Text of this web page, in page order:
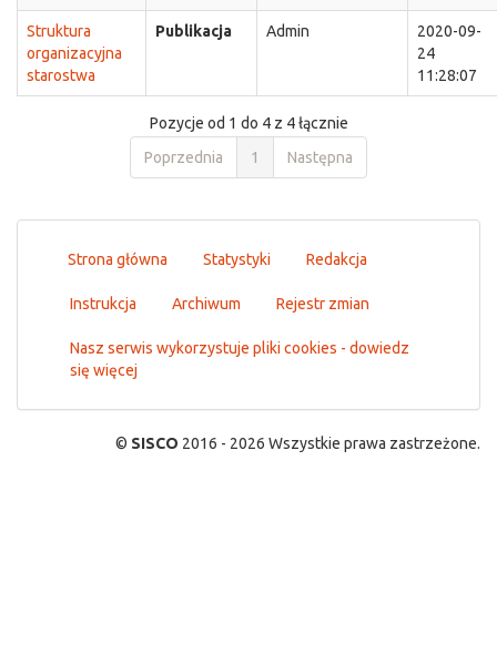
Struktura
organizacyjna
starostwa
Publikacja Admin
2020-09-
24
11:28:07
Pozycje od 1 do 4 z 4 łącznie
Poprzednia
1 Następna
Strona główna Statystyki Redakcja
Instrukcja Archiwum Rejestr zmian
Nasz serwis wykorzystuje pliki cookies - dowiedz
się więcej
© SISCO 2016 - 2026 Wszystkie prawa zastrzeżone.